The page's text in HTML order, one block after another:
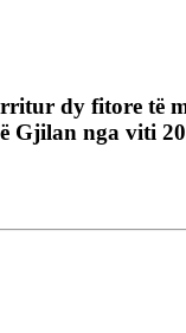
dy fitore të
Gjilan nga viti